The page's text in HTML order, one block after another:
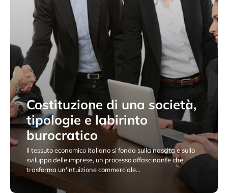
Costituzione di una società,
tipologie e labirinto
burocratico
Il tessuto economico italiano si fonda sulla nascita e sullo
sviluppo delle imprese, un processo affascinante che
trasforma un'intuizione commerciale…